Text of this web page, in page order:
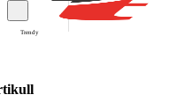
Trendy